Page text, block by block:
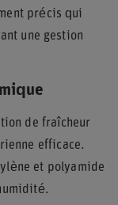
précis qui
une gestion
de fraîcheur
efficace.
et polyamide